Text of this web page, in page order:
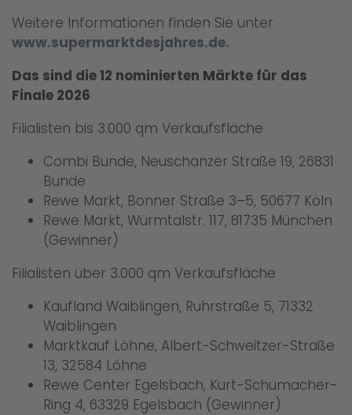
Weitere Informationen finden Sie unter
www.supermarktdesjahres.de.
Das sind die 12 nominierten Märkte für das
Finale 2026
Filialisten bis 3.000 qm Verkaufsfläche
Combi Bunde, Neuschanzer Straße 19, 26831
Bunde
Rewe Markt, Bonner Straße 3–5, 50677 Köln
Rewe Markt, Würmtalstr. 117, 81735 München
(Gewinner)
Filialisten über 3.000 qm Verkaufsfläche
Kaufland Waiblingen, Ruhrstraße 5, 71332
Waiblingen
Marktkauf Löhne, Albert-Schweitzer-Straße
13, 32584 Löhne
Rewe Center Egelsbach, Kurt-Schumacher-
Ring 4, 63329 Egelsbach (Gewinner)